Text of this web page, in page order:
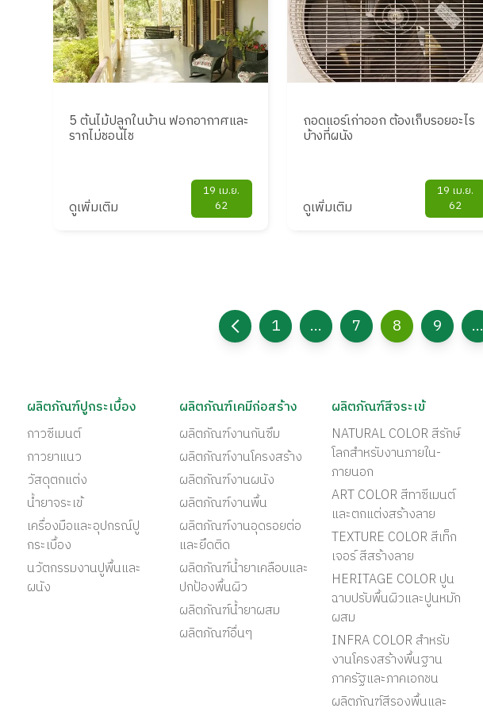
5 ต้นไม้ปลูกในบ้าน ฟอกอากาศและ
รากไม่ชอนไช
ดูเพิ่มเติม
19 เม.ย.
62
ถอดแอร์เก่าออก ต้องเก็บรอยอะไร
บ้างที่ผนัง
ดูเพิ่มเติม
19 เม.ย.
62
1 ... 7 8 9 ...
ผลิตภัณฑ์ปูกระเบื้อง
กาวซีเมนต์
กาวยาแนว
วัสดุตกแต่ง
น้ำยาจระเข้
เครื่องมือและอุปกรณ์ปู
กระเบื้อง
นวัตกรรมงานปูพื้นและ
ผนัง
ผลิตภัณฑ์เคมีก่อสร้าง
ผลิตภัณฑ์งานกันซึม
ผลิตภัณฑ์งานโครงสร้าง
ผลิตภัณฑ์งานผนัง
ผลิตภัณฑ์งานพื้น
ผลิตภัณฑ์งานอุดรอยต่อ
และยึดติด
ผลิตภัณฑ์น้ำยาเคลือบและ
ปกป้องพื้นผิว
ผลิตภัณฑ์น้ำยาผสม
ผลิตภัณฑ์อื่นๆ
ผลิตภัณฑ์สีจระเข้
NATURAL COLOR สีรักษ์
โลกสำหรับงานภายใน-
ภายนอก
ART COLOR สีทาซีเมนต์
และตกแต่งสร้างลาย
TEXTURE COLOR สีเท็ก
เจอร์ สีสร้างลาย
HERITAGE COLOR ปูน
ฉาบปรับพื้นผิวและปูนหมัก
ผสม
INFRA COLOR สำหรับ
งานโครงสร้างพื้นฐาน
ภาครัฐและภาคเอกชน
ผลิตภัณฑ์สีรองพื้นและ